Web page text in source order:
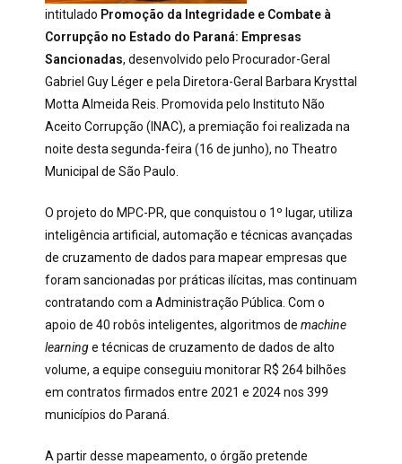
intitulado Promoção da Integridade e Combate à
Corrupção no Estado do Paraná: Empresas
Sancionadas, desenvolvido pelo Procurador-Geral
Gabriel Guy Léger e pela Diretora-Geral Barbara Krysttal
Motta Almeida Reis. Promovida pelo Instituto Não
Aceito Corrupção (INAC), a premiação foi realizada na
noite desta segunda-feira (16 de junho), no Theatro
Municipal de São Paulo.
O projeto do MPC-PR, que conquistou o 1º lugar, utiliza
inteligência artificial, automação e técnicas avançadas
de cruzamento de dados para mapear empresas que
foram sancionadas por práticas ilícitas, mas continuam
contratando com a Administração Pública. Com o
apoio de 40 robôs inteligentes, algoritmos de machine
learninge técnicas de cruzamento de dados de alto
volume, a equipe conseguiu monitorar R$ 264 bilhões
em contratos firmados entre 2021 e 2024 nos 399
municípios do Paraná.
A partir desse mapeamento, o órgão pretende